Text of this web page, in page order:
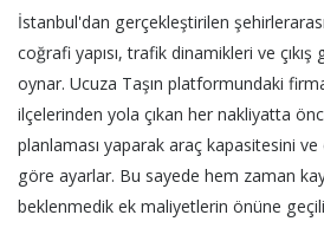
İstanbul'dan gerçekleştirilen
coğrafi yapısı, trafik dinamikleri ve
oynar. Ucuza Taşın platformundaki
ilçelerinden yola çıkan her nakliyatta
planlaması yaparak araç kapasitesini
göre ayarlar. Bu sayede hem zaman
beklenmedik ek maliyetlerin önüne